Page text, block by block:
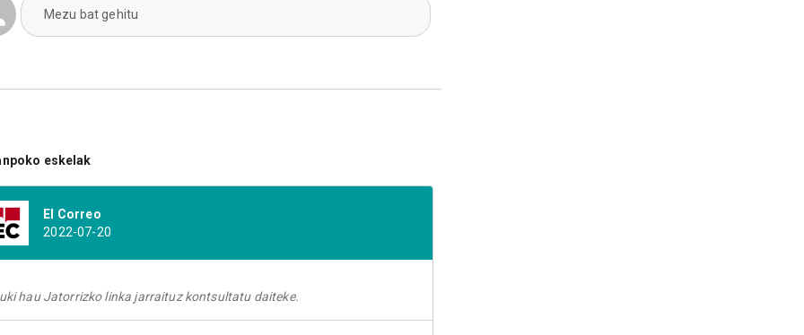
Mezu bat gehitu
eskelak
El Correo
2022-07-20
hau Jatorrizko linka jarraituz kontsultatu daiteke.